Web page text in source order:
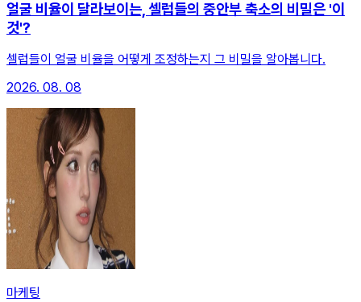
얼굴 비율이 달라보이는, 셀럽들의 중안부 축소의 비밀은 '이
것'?
셀럽들이 얼굴 비율을 어떻게 조정하는지 그 비밀을 알아봅니다.
2026. 08. 08
마케팅